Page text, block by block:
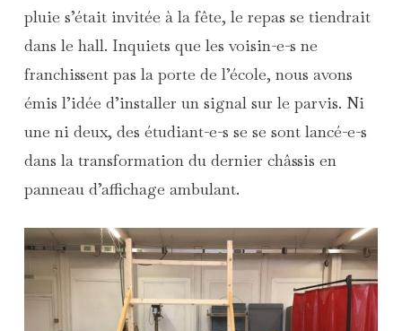
pluie s’était invitée à la fête, le repas se tiendrait
dans le hall. Inquiets que les voisin-e-s ne
franchissent pas la porte de l’école, nous avons
émis l’idée d’installer un signal sur le parvis. Ni
une ni deux, des étudiant-e-s se se sont lancé-e-s
dans la transformation du dernier châssis en
panneau d’affichage ambulant.